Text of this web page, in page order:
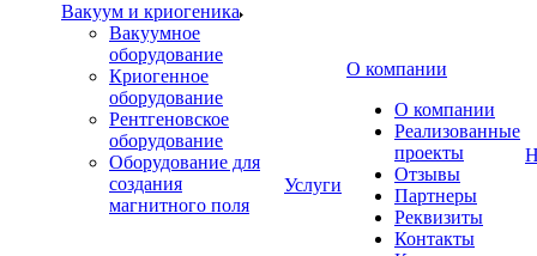
Вакуум и криогеника
Вакуумное
оборудование
Криогенное
оборудование
Рентгеновское
оборудование
Оборудование для
создания
магнитного поля
Услуги
О компании
О компании
Реализованные
проекты
Отзывы
Партнеры
Реквизиты
Контакты